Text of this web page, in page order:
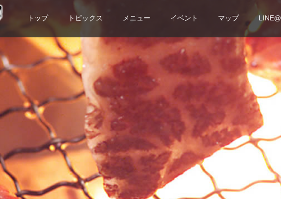
トップ トピックス メニュー イベント マップ LINE@